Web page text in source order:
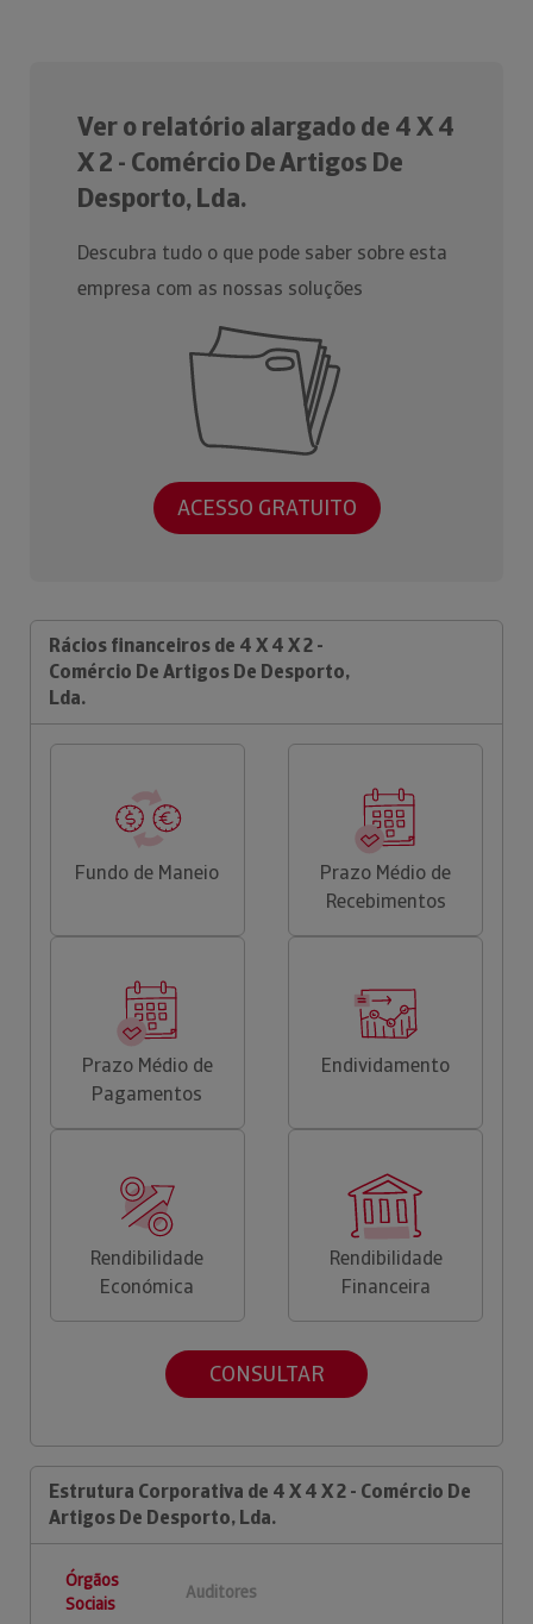
Ver o relatório alargado de 4 X 4
X 2 - Comércio De Artigos De
Desporto, Lda.
Descubra tudo o que pode saber sobre esta
empresa com as nossas soluções
ACESSO GRATUITO
Rácios financeiros de 4 X 4 X 2 -
Comércio De Artigos De Desporto,
Lda.
Fundo de Maneio
Prazo Médio de
Recebimentos
Prazo Médio de
Pagamentos
Endividamento
Rendibilidade
Económica
Rendibilidade
Financeira
CONSULTAR
Estrutura Corporativa de 4 X 4 X 2 - Comércio De
Artigos De Desporto, Lda.
Órgãos
Sociais
Auditores